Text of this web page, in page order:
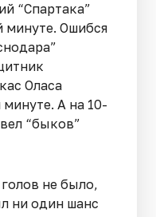
“Спартака”
минуте. Ошибся
Оласа
минуте. А на 10-
“быков”
не было,
ни один шанс